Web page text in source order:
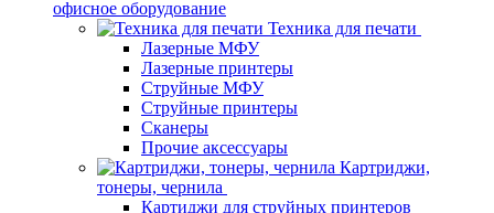
офисное оборудование
Техника для печати
Лазерные МФУ
Лазерные принтеры
Струйные МФУ
Струйные принтеры
Сканеры
Прочие аксессуары
Картриджи,
тонеры, чернила
Картиджи для струйных принтеров